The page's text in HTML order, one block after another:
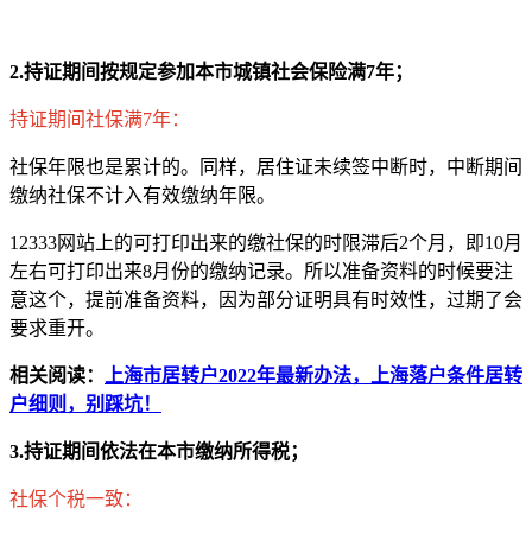
2.持证期间按规定参加本市城镇社会保险满7年；
持证期间社保满7年：
社保年限也是累计的。同样，居住证未续签中断时，中断期间
缴纳社保不计入有效缴纳年限。
12333网站上的可打印出来的缴社保的时限滞后2个月，即10月
左右可打印出来8月份的缴纳记录。所以准备资料的时候要注
意这个，提前准备资料，因为部分证明具有时效性，过期了会
要求重开。
相关阅读：
上海市居转户2022年最新办法，上海落户条件居转
户细则，别踩坑！
3.持证期间依法在本市缴纳所得税；
社保个税一致：